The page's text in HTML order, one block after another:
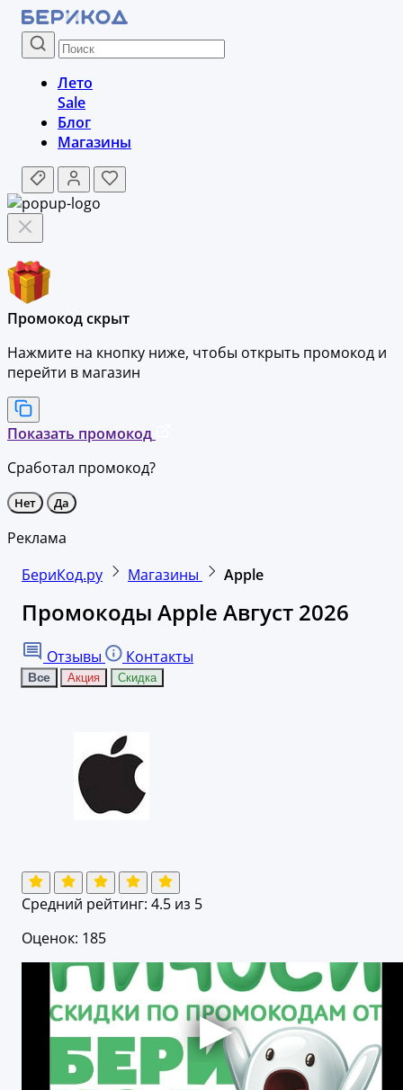
Лето
Sale
Блог
Магазины
Промокод скрыт
Нажмите на кнопку ниже, чтобы открыть промокод и
перейти в магазин
Показать промокод
Сработал промокод?
Нет Да
Реклама
БериКод.ру
Магазины Apple
Промокоды Apple Август 2026
Отзывы Контакты
Все Акция Скидка
Средний рейтинг: 4.5 из 5
Оценок: 185